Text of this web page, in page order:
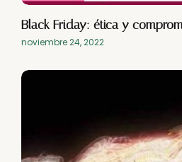
Black Friday: ética y
noviembre 24, 2022